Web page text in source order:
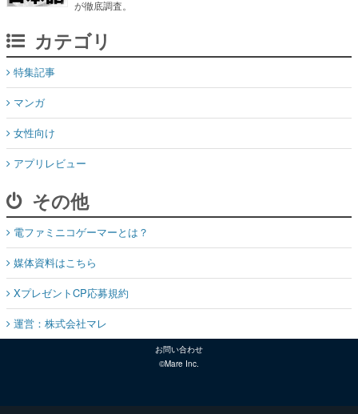
マンガ
女性向け
アプリレビュー
その他
電ファミニコゲーマーとは？
媒体資料はこちら
XプレゼントCP応募規約
運営：株式会社マレ